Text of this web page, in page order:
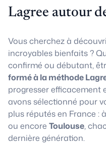
Lagree autour
Vous cherchez à
incroyables bienfaits ?
confirmé ou débutant,
formé à la méthode
progresser efficacement
avons sélectionné pour
plus réputés en France : à
ou encore Toulouse,
dernière génération.